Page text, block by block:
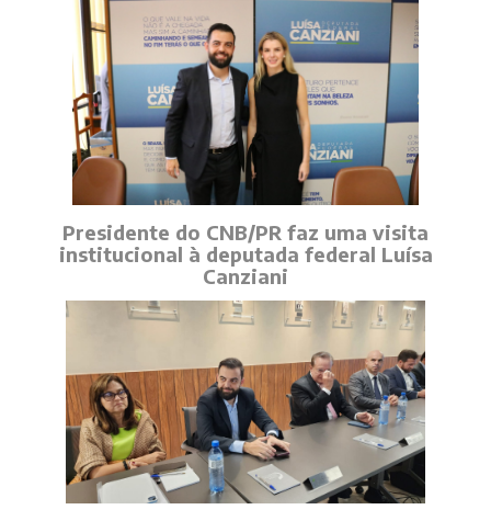
Presidente do CNB/PR faz uma visita
institucional à deputada federal Luísa
Canziani